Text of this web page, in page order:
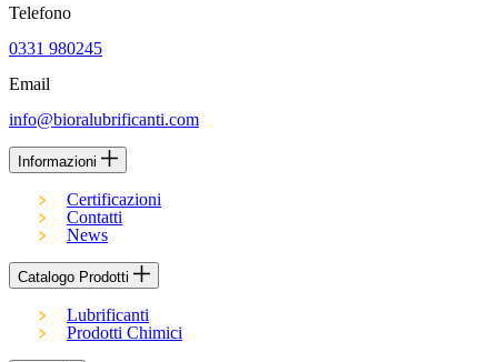
Telefono
0331 980245
Email
info@bioralubrificanti.com
Informazioni
Certificazioni
Contatti
News
Catalogo Prodotti
Lubrificanti
Prodotti Chimici